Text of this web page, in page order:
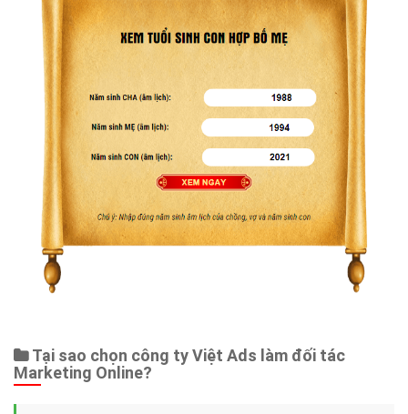
Tại sao chọn công ty Việt Ads làm đối tác
Marketing Online?